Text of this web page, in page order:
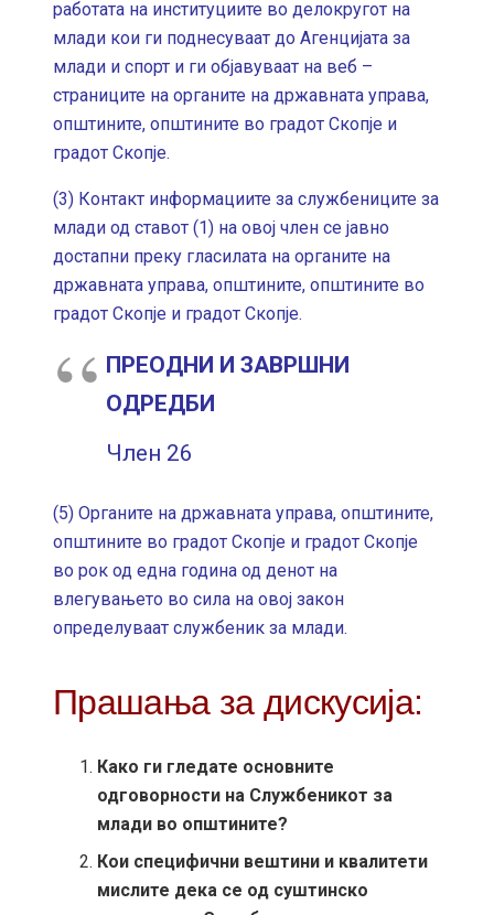
работата на институциите во делокругот на
млади кои ги поднесуваат до Агенцијата за
млади и спорт и ги објавуваат на веб –
страниците на органите на државната управа,
општините, општините во градот Скопје и
градот Скопје.
(3) Контакт информациите за службениците за
млади од ставот (1) на овој член се јавно
достапни преку гласилата на органите на
државната управа, општините, општините во
градот Скопје и градот Скопје.
ПРЕОДНИ И ЗАВРШНИ
ОДРЕДБИ
Член 26
(5) Органите на државната управа, општините,
општините во градот Скопје и градот Скопје
во рок од една година од денот на
влегувањето во сила на овој закон
определуваат службеник за млади.
Прашања за дискусија:
Како ги гледате основните
одговорности на Службеникот за
млади во општините?
Кои специфични вештини и квалитети
мислите дека се од суштинско